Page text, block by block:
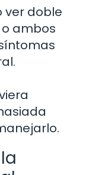
ver doble
ambos